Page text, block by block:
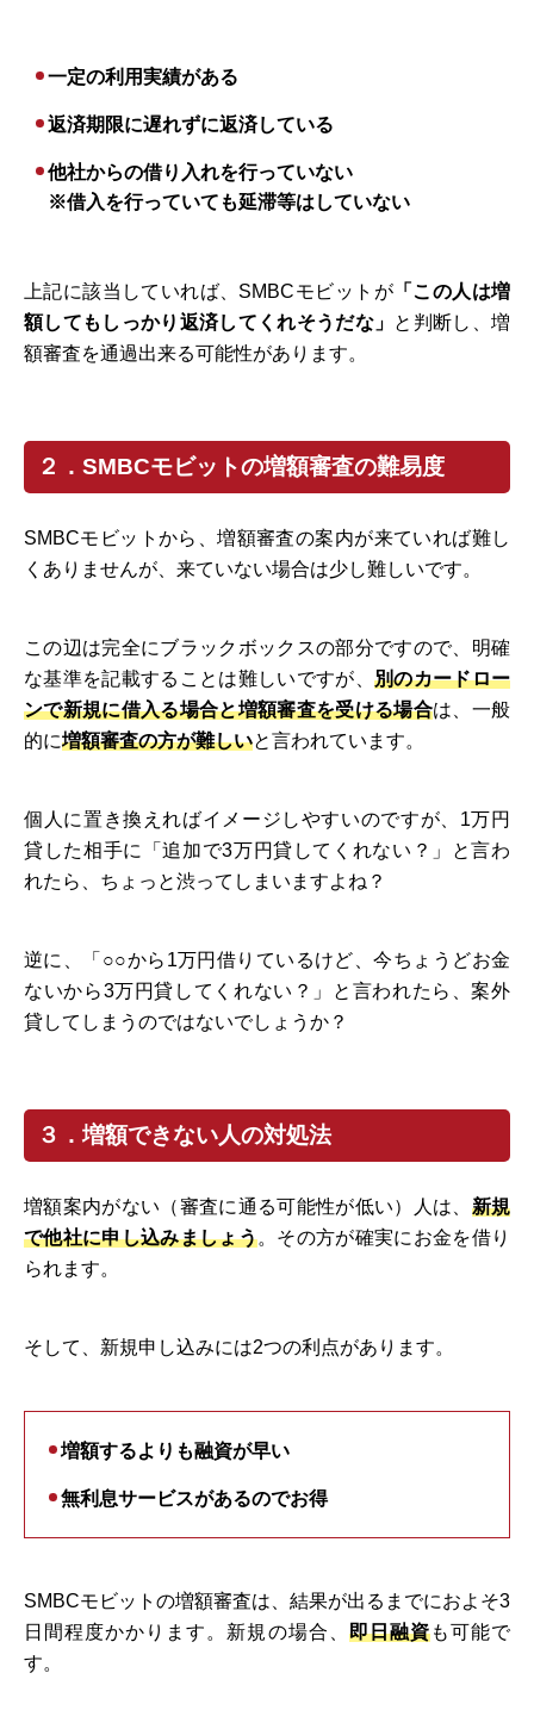
一定の利用実績がある
返済期限に遅れずに返済している
他社からの借り入れを行っていない
※借入を行っていても延滞等はしていない
上記に該当していれば、SMBCモビットが「この人は増
額してもしっかり返済してくれそうだな」 と判断し、増
額審査を通過出来る可能性があります。
２．SMBCモビットの増額審査の難易度
SMBCモビットから、増額審査の案内が来ていれば難し
くありませんが、来ていない場合は少し難しいです。
この辺は完全にブラックボックスの部分ですので、明確
な基準を記載することは難しいですが、 別のカードロー
ンで新規に借入る場合と増額審査を受ける場合は、一般
的に増額審査の方が難しいと言われています。
個人に置き換えればイメージしやすいのですが、1万円
貸した相手に「追加で3万円貸してくれない？」と言わ
れたら、ちょっと渋ってしまいますよね？
逆に、「○○から1万円借りているけど、今ちょうどお金
ないから3万円貸してくれない？」と言われたら、案外
貸してしまうのではないでしょうか？
３．増額できない人の対処法
増額案内がない（審査に通る可能性が低い）人は、 新規
で他社に申し込みましょう。その方が確実にお金を借り
られます。
そして、新規申し込みには2つの利点があります。
増額するよりも融資が早い
無利息サービスがあるのでお得
SMBCモビットの増額審査は、結果が出るまでにおよそ3
日間程度かかります。新規の場合、 即日融資も可能で
す。